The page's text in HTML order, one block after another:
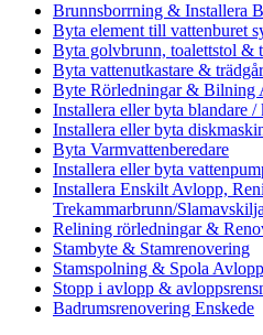
Brunnsborrning & Installera
Byta element till vattenburet
Byta golvbrunn, toalettstol &
Byta vattenutkastare &
Byte Rörledningar & Bilning
Installera eller byta blandare /
Installera eller byta
Byta Varmvattenberedare
Installera eller byta
Installera Enskilt Avlopp,
Trekammarbrunn/
Relining rörledningar &
Stambyte & Stamrenovering
Stamspolning & Spola
Stopp i avlopp &
Badrumsrenovering Enskede